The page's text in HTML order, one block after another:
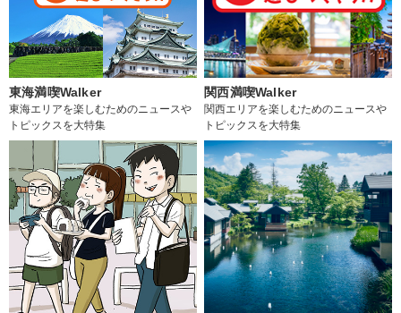
東海満喫Walker
東海エリアを楽しむためのニュースや
トピックスを大特集
関西満喫Walker
関西エリアを楽しむためのニュースや
トピックスを大特集